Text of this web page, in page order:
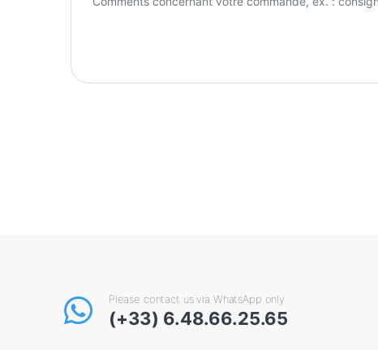
Please contact us via WhatsApp only
(+33) 6.48.66.25.65